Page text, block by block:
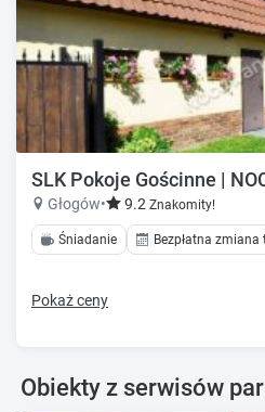
SLK Pokoje Gościnne |
Głogów• 9.2 Znakomity!
Śniadanie Bezpłatna zmiana
Pokaż ceny
Obiekty z serwisów